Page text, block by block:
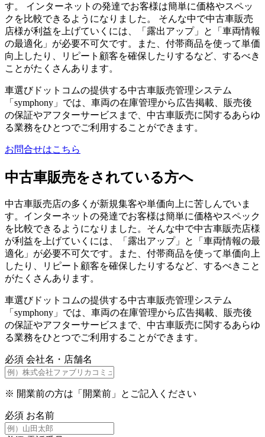
す。 インターネットの発達でお客様は簡単に価格やスペッ
クを比較できるようになりました。 そんな中で中古車販売
店様が利益を上げていくには、「露出アップ」と「車両情報
の最適化」が必要不可欠です。また、付帯商品を使って単価
向上したり、リピート顧客を確保したりするなど、するべき
ことがたくさんあります。
車選びドットコムの提供する中古車販売管理システム
「symphony」では、車両の在庫管理から広告掲載、販売後
の保証やアフターサービスまで、中古車販売に関するあらゆ
る業務をひとつでご利用することができます。
お問合せはこちら
中古車販売をされている方へ
中古車販売店の多くが新規集客や単価向上に苦しんでいま
す。インターネットの発達でお客様は簡単に価格やスペック
を比較できるようになりました。そんな中で中古車販売店様
が利益を上げていくには、「露出アップ」と「車両情報の最
適化」が必要不可欠です。また、付帯商品を使って単価向上
したり、リピート顧客を確保したりするなど、するべきこと
がたくさんあります。
車選びドットコムの提供する中古車販売管理システム
「symphony」では、車両の在庫管理から広告掲載、販売後
の保証やアフターサービスまで、中古車販売に関するあらゆ
る業務をひとつでご利用することができます。
必須 会社名・店舗名
※ 開業前の方は「開業前」とご記入ください
必須 お名前